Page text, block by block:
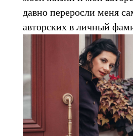
давно переросли меня
авторских в личный